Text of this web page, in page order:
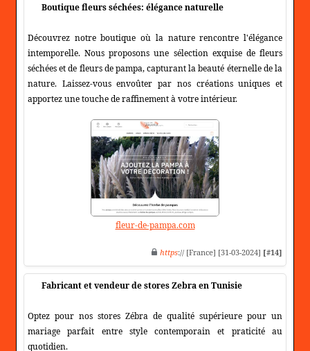
Boutique fleurs séchées: élégance naturelle
Découvrez notre boutique où la nature rencontre l'élégance
intemporelle. Nous proposons une sélection exquise de fleurs
séchées et de fleurs de pampa, capturant la beauté éternelle de la
nature. Laissez-vous envoûter par nos créations uniques et
apportez une touche de raffinement à votre intérieur.
fleur-de-pampa.com
https:// [France] [31-03-2024] [#14]
Fabricant et vendeur de stores Zebra en Tunisie
Optez pour nos stores Zébra de qualité supérieure pour un
mariage parfait entre style contemporain et praticité au
quotidien.